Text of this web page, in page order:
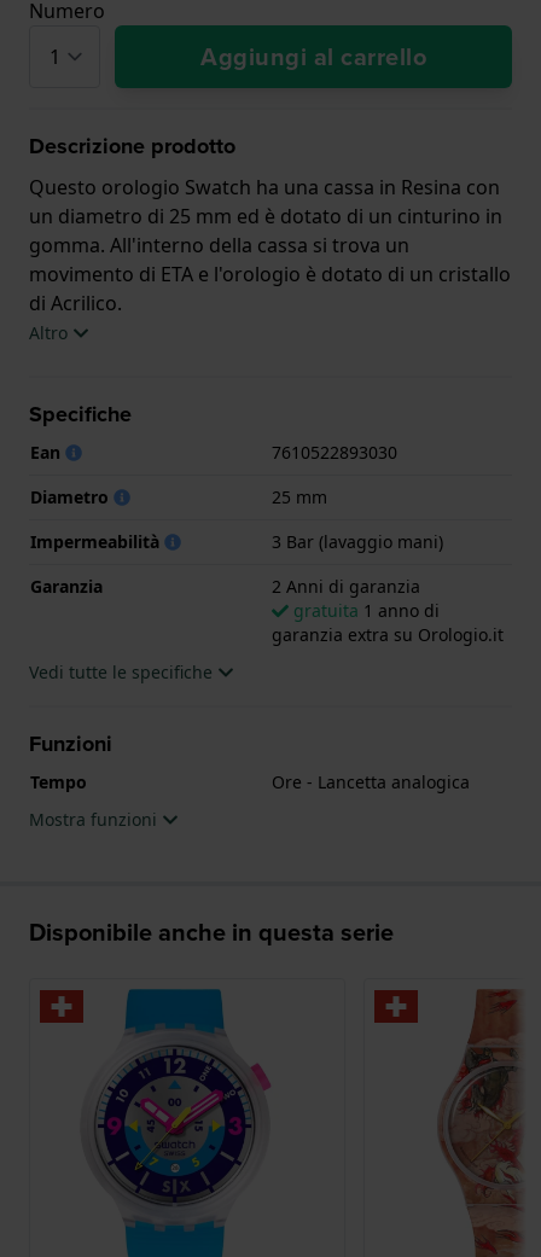
Numero
Aggiungi al carrello
Descrizione prodotto
Questo orologio Swatch ha una cassa in Resina con
un diametro di 25 mm ed è dotato di un cinturino in
gomma. All'interno della cassa si trova un
movimento di ETA e l'orologio è dotato di un cristallo
di Acrilico.
è fornito con 2 Anni di garanzia.
Altro
Specifiche
Ean
7610522893030
Diametro
25 mm
Impermeabilità
3 Bar (lavaggio mani)
Garanzia
2 Anni di garanzia
gratuita 1 anno di
garanzia extra su Orologio.it
Vedi tutte le specifiche
Funzioni
Tempo
Ore - Lancetta analogica
Mostra funzioni
Disponibile anche in questa serie